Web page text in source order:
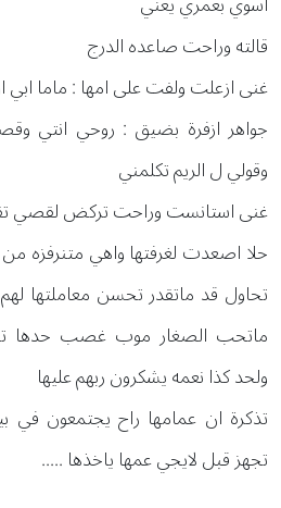
قالته وراحت صاعده الدرج
غنى ازعلت ولفت على امها : ماما ابي
جواهر ازفرة بضيق : روحي انتي
وقولي ل الريم تكلمني
غنى استانست وراحت تركض لقصي
حلا اصعدت لغرفتها واهي متنرفزه
تحاول قد ماتقدر تحسن معاملتها
ماتحب الصغار موب غصب حدها
ولحد كذا نعمه يشكرون ربهم عليها
تذكرة ان عمامها راح يجتمعون في
تجهز قبل لايجي عمها ياخذها .....